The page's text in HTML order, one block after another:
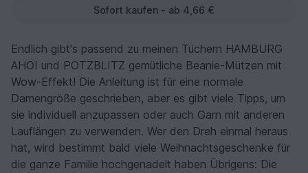
Sofort kaufen - ab 4,66 €
Endlich gibt's passend zu meinen Tüchern HAMBURG
AHOI und POTZBLITZ gemütliche Beanie-Mützen mit
Wow-Effekt! Die Anleitung ist für eine normale
Damengröße geschrieben, aber es gibt viele Tipps, um
sie individuell anzupassen oder auch Garn mit anderen
Lauflängen zu verwenden. Wer den Dreh einmal heraus
hat, wird bestimmt bald viele Weihnachtsgeschenke für
die ganze Familie hochgenadelt haben Übrigens: Die